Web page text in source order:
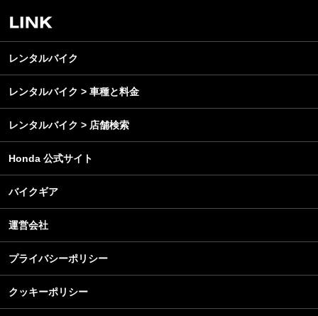
レンタルバイク
レンタルバイク
レンタルバイク > 車種と料金
レンタルバイク > 店舗検索
Honda 公式サイト
バイクギア
運営会社
プライバシーポリシー
クッキーポリシー